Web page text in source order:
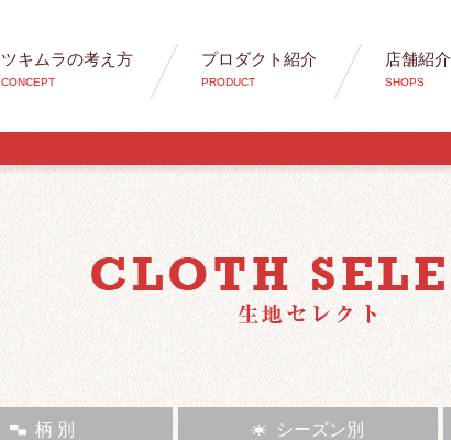
ツキムラの考え方
CONCEPT
プロダクト紹介
PRODUCT
店舗紹介
SHOPS
柄 別 シーズン別